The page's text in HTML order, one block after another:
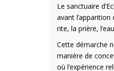
Le sanctuaire
avant
rite, la prière,
Cette démarche
manière de
où l’expérience